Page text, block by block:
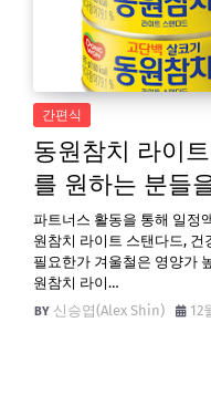
간편식
동원참치 라이
를 원하는 분들
파트너스 활동을 통해 일정
원참치 라이트 스탠다드, 건
필요한가 겨울철은 영양가
원참치 라이…
신승엽(Alex Shin)
12